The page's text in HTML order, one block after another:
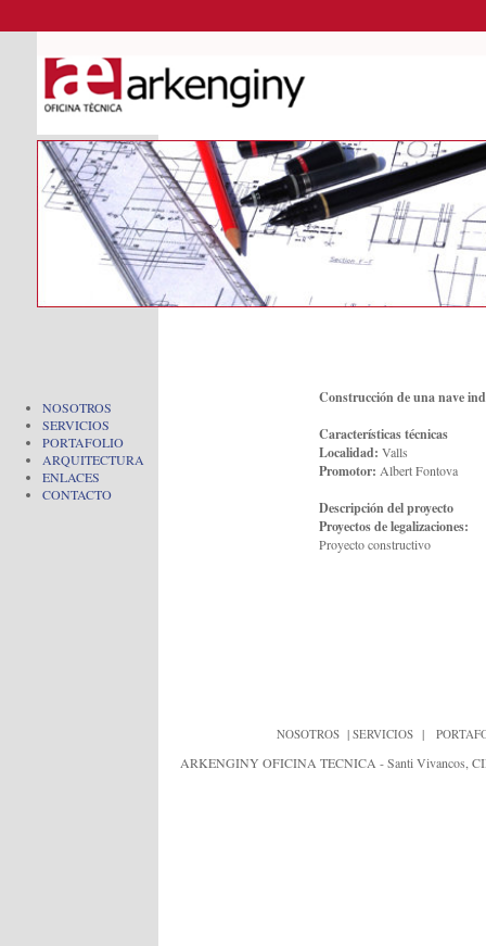
NOSOTROS
SERVICIOS
PORTAFOLIO
ARQUITECTURA
ENLACES
CONTACTO
Construccióndeunanave
Características técnicas
Localidad: Valls
Promotor: AlbertFontova
Descripción delproyecto
Proyectosdelegalizaciones:
Proyectoconstructivo
NOSOTROS| SERVICIOS|
ARKENGINY OFICINA TECNICA - Santi Vivancos,